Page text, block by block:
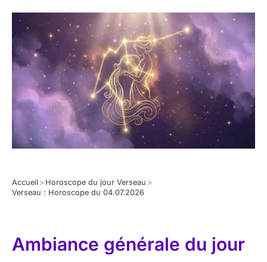
Accueil > Horoscope du jour Verseau >
Verseau : Horoscope du 04.07.2026
Ambiance générale du jour